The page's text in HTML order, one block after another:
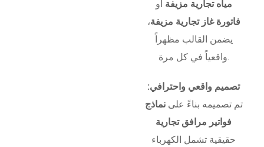
مياه تجارية مزيفة أو
فاتورة غاز تجارية مزيفة،
يضمن القالب مظهراً
واقعياً في كل مرة.
تصميم واقعي واحترافي:
تم تصميمه بناءً علىنماذج
فواتير مرافق تجارية
حقيقية تشمل الكهرباء